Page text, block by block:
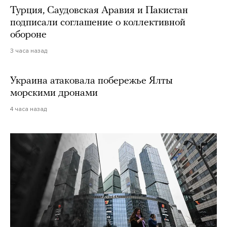
Турция, Саудовская Аравия и Пакистан
подписали соглашение о коллективной
обороне
3 часа назад
Украина атаковала побережье Ялты
морскими дронами
4 часа назад